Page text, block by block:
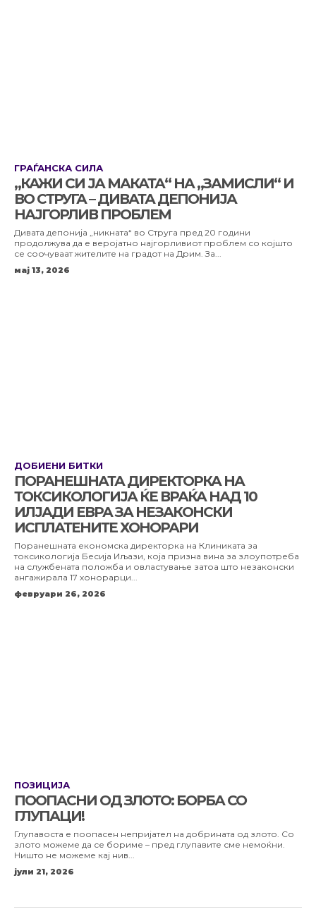
ГРАЃАНСКА СИЛА
„КАЖИ СИ ЈА МАКАТА“ НА „ЗАМИСЛИ“ И
ВО СТРУГА – ДИВАТА ДЕПОНИЈА
НАЈГОРЛИВ ПРОБЛЕМ
Дивата депонија „никната“ во Струга пред 20 години
продолжува да е веројатно најгорливиот проблем со којшто
се соочуваат жителите на градот на Дрим. За...
мај 13, 2026
ДОБИЕНИ БИТКИ
ПОРАНЕШНАТА ДИРЕКТОРКА НА
ТОКСИКОЛОГИЈА ЌЕ ВРАЌА НАД 10
ИЛЈАДИ ЕВРА ЗА НЕЗАКОНСКИ
ИСПЛАТЕНИТЕ ХОНОРАРИ
Поранешната економска директорка на Клиниката за
токсикологија Бесија Иљази, која призна вина за злоупотреба
на службената положба и овластување затоа што незаконски
ангажирала 17 хонорарци...
февруари 26, 2026
ПОЗИЦИЈА
ПООПАСНИ ОД ЗЛОТО: БОРБА СО
ГЛУПАЦИ!
Глупавоста е поопасен непријател на добрината од злото. Со
злото можеме да се бориме – пред глупавите сме немоќни.
Ништо не можеме кај нив...
јули 21, 2026